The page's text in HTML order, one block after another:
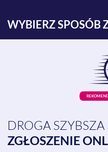
WYBIERZ SPOSÓB
DROGA SZYBSZA
ZGŁOSZENIE